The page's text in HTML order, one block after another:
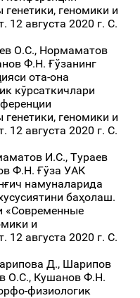
геномики и
12 августа 2020 г. С.
О.С., Нормаматов
Ф.Н. Ғўзанинг
ота-она
кўрсаткичлари
геномики и
12 августа 2020 г. С.
И.С., Тураев
Ф.Н. Ғўза УАК
намуналарида
баҳолаш.
«Современные
и
12 августа 2020 г. С.
Д., Шарипов
О.С., Кушанов Ф.Н.
физиологик